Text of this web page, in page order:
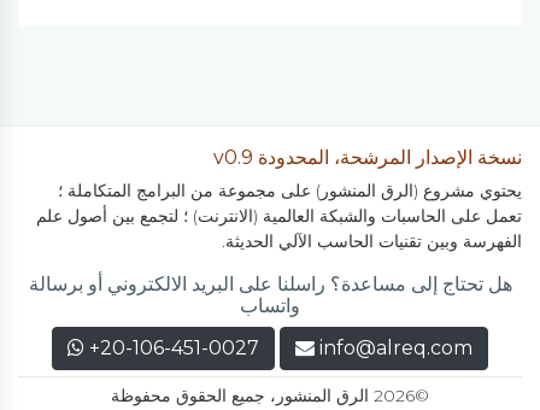
نسخة الإصدار المرشحة، المحدودة v0.9
يحتوي مشروع (الرق المنشور) على مجموعة من البرامج المتكاملة ؛
تعمل على الحاسبات والشبكة العالمية (الانترنت) ؛ لتجمع بين أصول علم
الفهرسة وبين تقنيات الحاسب الآلي الحديثة.
هل تحتاج إلى مساعدة؟ راسلنا على البريد الالكتروني أو برسالة
واتساب
info@alreq.com
+20-106-451-0027
©2026 الرق المنشور، جميع الحقوق محفوظة